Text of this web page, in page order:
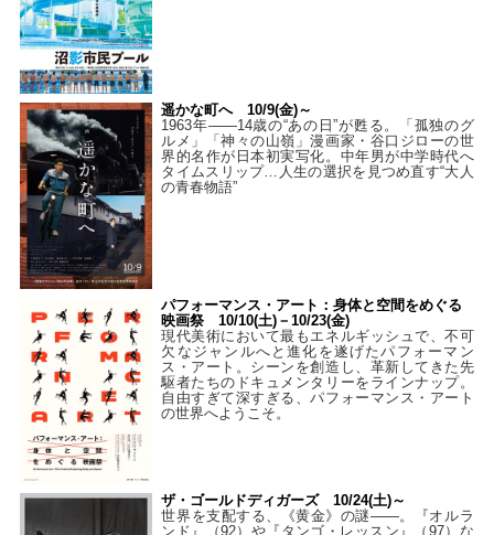
遥かな町へ 10/9(金)～
1963年――14歳の“あの日”が甦る。「孤独のグ
ルメ」「神々の山嶺」漫画家・谷口ジローの世
界的名作が日本初実写化。中年男が中学時代へ
タイムスリップ…人生の選択を見つめ直す“大人
の青春物語”
パフォーマンス・アート：身体と空間をめぐる
映画祭 10/10(土)－10/23(金)
現代美術において最もエネルギッシュで、不可
欠なジャンルへと進化を遂げたパフォーマン
ス・アート。シーンを創造し、革新してきた先
駆者たちのドキュメンタリーをラインナップ。
自由すぎて深すぎる、パフォーマンス・アート
の世界へようこそ。
ザ・ゴールドディガーズ 10/24(土)～
世界を支配する、《黄金》の謎――。『オルラ
ンド』（92）や『タンゴ・レッスン』（97）な